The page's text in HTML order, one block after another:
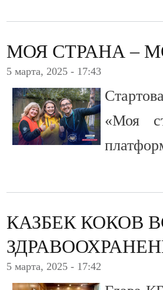
МОЯ СТРАНА –
5 марта, 2025 - 17:43
«Моя
КАЗБЕК КОКОВ
5 марта, 2025 - 17:42